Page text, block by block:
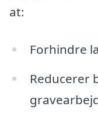
at:
Forhindre
Reducerer